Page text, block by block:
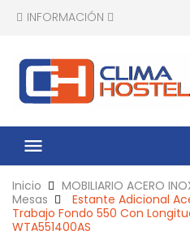
INFORMACIÓN
menu
Inicio MOBILIARIO ACERO
Mesas
Estante Adicional
Trabajo Fondo 550 Con
WTA551400AS